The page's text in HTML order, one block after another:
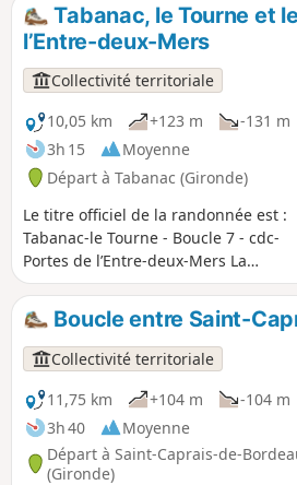
Tabanac, le Tourne et
l’Entre-deux-Mers
Collectivité territoriale
10,05 km
+123 m
-131 m
3h 15
Moyenne
Départ à Tabanac (Gironde)
Le titre officiel de la randonnée est :
Tabanac-le Tourne - Boucle 7 - cdc-
Portes de l’Entre-deux-Mers La
randonnée alterne les paysages au
coeur des vignes, les traversées de
parties boisées et la découverte des
palus. Cette boucle vous plongera
une campagne vivante, où au détour
d'un virage, on est surpris par la
présence d'une carrière, d'un arbre
remarquable ou d'un lavoir.
Boucle entre Saint-
Collectivité territoriale
11,75 km
+104 m
-104 m
3h 40
Moyenne
Départ à Saint-Caprais-de-
(Gironde)